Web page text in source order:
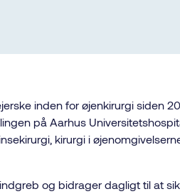
inden for øjenkirurgi siden
på Aarhus
kirurgi i
og bidrager dagligt til at